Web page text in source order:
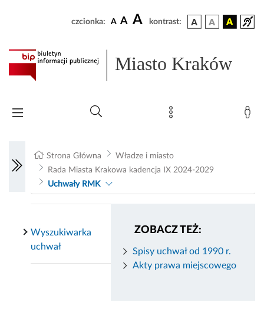
czcionka: A A A kontrast:
Miasto Kraków
Strona Główna
Władze i miasto
Rada Miasta Krakowa kadencja IX 2024-2029
Uchwały RMK
ZOBACZ TEŻ:
Spisy uchwał od 1990 r.
Akty prawa miejscowego
Wyszukiwarka
uchwał